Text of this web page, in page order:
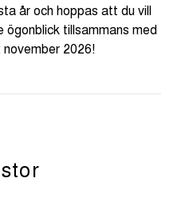
år och hoppas att du vill
ögonblick tillsammans med
2026!